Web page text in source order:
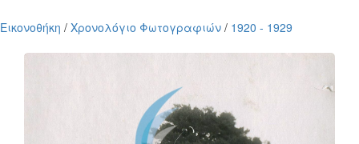
Εικονοθήκη / Χρονολόγιο Φωτογραφιών / 1920 - 1929